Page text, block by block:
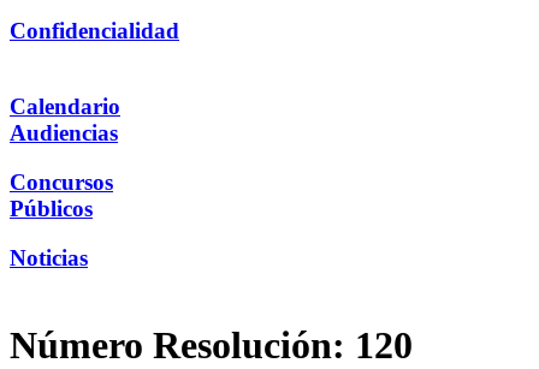
Confidencialidad
Calendario
Audiencias
Concursos
Públicos
Noticias
Número Resolución: 120